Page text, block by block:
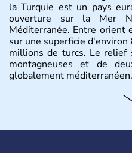
la Turquie est un pays
ouverture sur la Mer
Méditerranée. Entre orient
sur une superficie
millions de turcs. Le relief
montagneuses et de
globalement méditerranéen.
Histoire et
originaire d'Asie ayant